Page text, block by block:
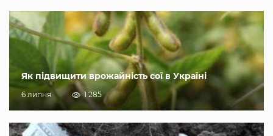
Як підвищити врожайність сої в Україні
6 липня 1 285